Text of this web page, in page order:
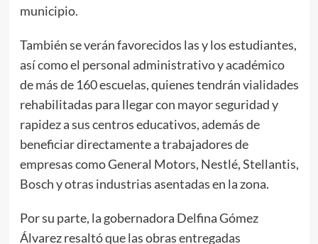
municipio.
También se verán favorecidos las y los estudiantes,
así como el personal administrativo y académico
de más de 160 escuelas, quienes tendrán vialidades
rehabilitadas para llegar con mayor seguridad y
rapidez a sus centros educativos, además de
beneficiar directamente a trabajadores de
empresas como General Motors, Nestlé, Stellantis,
Bosch y otras industrias asentadas en la zona.
Por su parte, la gobernadora Delfina Gómez
Álvarez resaltó que las obras entregadas